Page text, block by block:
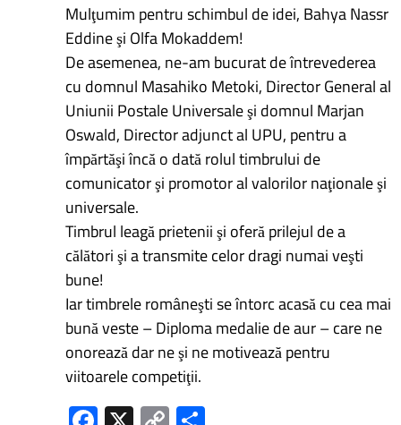
Mulţumim pentru schimbul de idei, Bahya Nassr
Eddine şi Olfa Mokaddem!
De asemenea, ne-am bucurat de întrevederea
cu domnul Masahiko Metoki, Director General al
Uniunii Postale Universale şi domnul Marjan
Oswald, Director adjunct al UPU, pentru a
împărtăşi încă o dată rolul timbrului de
comunicator şi promotor al valorilor naţionale şi
universale.
Timbrul leagă prietenii şi oferă prilejul de a
călători şi a transmite celor dragi numai veşti
bune!
Iar timbrele româneşti se întorc acasă cu cea mai
bună veste – Diploma medalie de aur – care ne
onorează dar ne şi ne motivează pentru
viitoarele competiţii.